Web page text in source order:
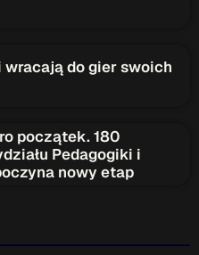
wracają do gier swoich
początek. 180
Pedagogiki i
nowy etap